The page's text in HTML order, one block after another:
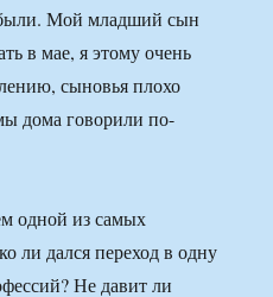
Мой младший сын
в мае, я этому очень
сыновья плохо
дома говорили по-
одной из самых
ли дался переход в одну
Не давит ли